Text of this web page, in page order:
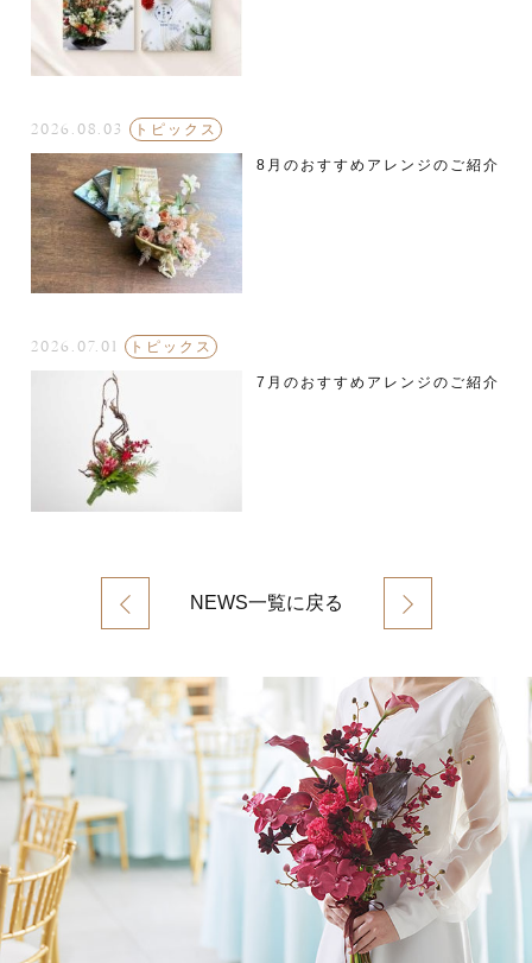
2026.08.03 トピックス
8月のおすすめアレンジのご紹介
2026.07.01 トピックス
7月のおすすめアレンジのご紹介
NEWS一覧に戻る